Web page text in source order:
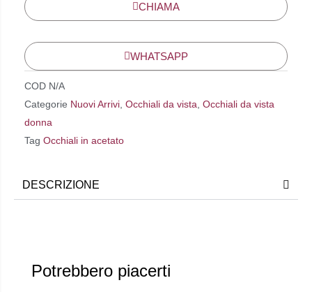
CHIAMA
WHATSAPP
COD N/A
Categorie Nuovi Arrivi Occhiali da vista Occhiali da vista
donna
Tag Occhiali in acetato
DESCRIZIONE
Potrebbero piacerti